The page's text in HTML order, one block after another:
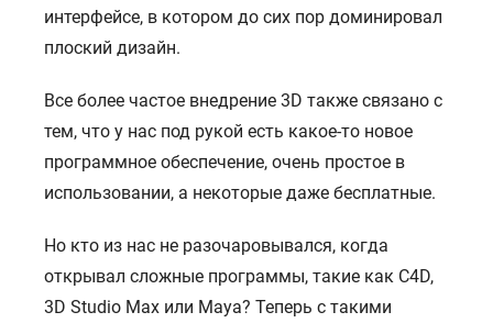
интерфейсе, в котором до сих пор доминировал
плоский дизайн.
Все более частое внедрение 3D также связано с
тем, что у нас под рукой есть какое-то новое
программное обеспечение, очень простое в
использовании, а некоторые даже бесплатные.
Но кто из нас не разочаровывался, когда
открывал сложные программы, такие как C4D,
3D Studio Max или Maya? Теперь с такими